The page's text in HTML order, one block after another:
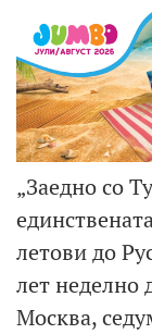
„Заедно со
летови до
лет неделно
Москва,